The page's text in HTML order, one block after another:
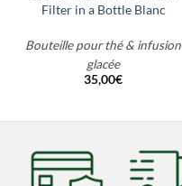
Filter in a Bottle Blanc
Bouteille pour thé & infusion
glacée
35,00€